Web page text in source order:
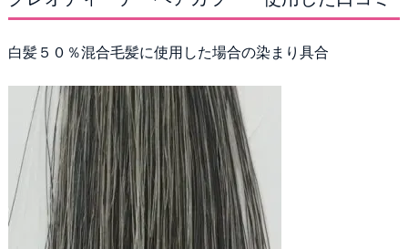
白髪５０％混合毛髪に使用した場合の染まり具合